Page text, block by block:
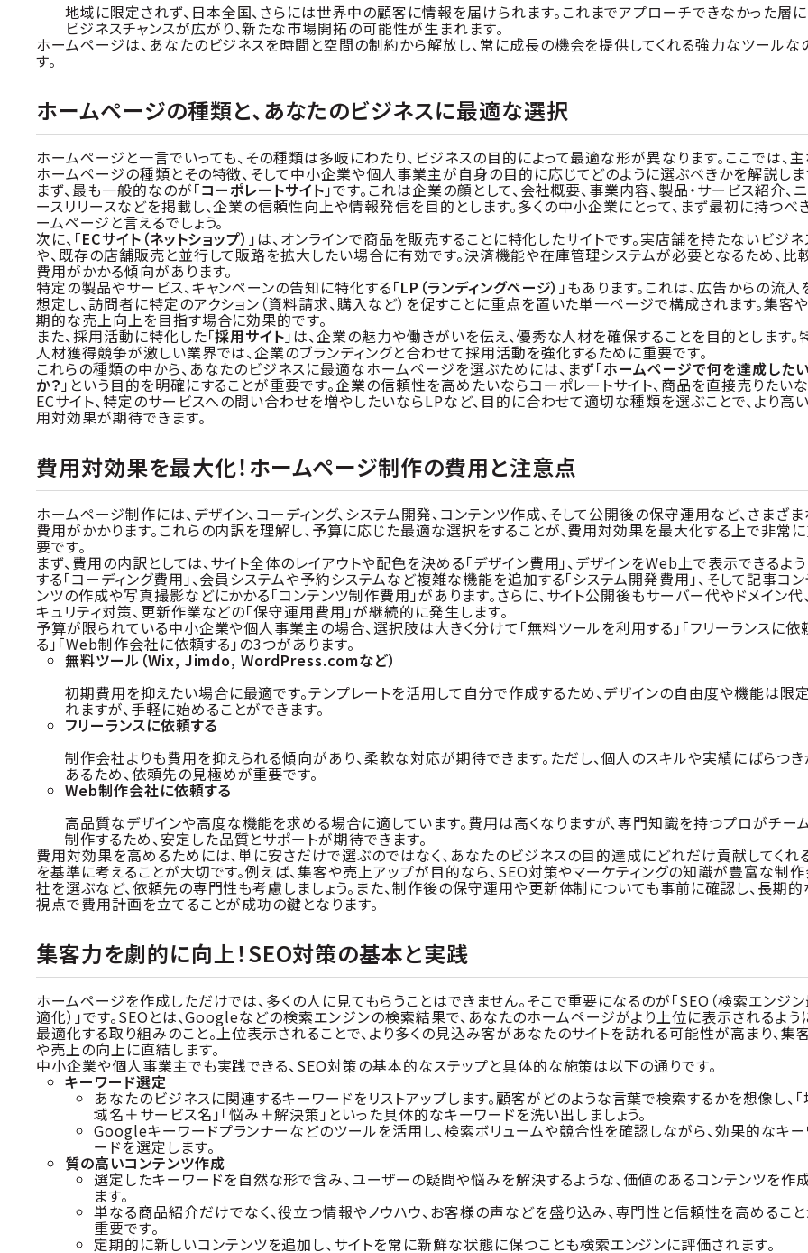
地域に限定されず、日本全国、さらには世界中の顧客に情報を届けられます。これまでアプローチできなかった層
ビジネスチャンスが広がり、新たな市場開拓の可能性が生まれます。
ホームページは、あなたのビジネスを時間と空間の制約から解放し、常に成長の機会を提供してくれる強力なツールな
す。
ホームページの種類と、あなたのビジネスに最適な選択
ホームページと一言でいっても、その種類は多岐にわたり、ビジネスの目的によって最適な形が異なります。ここでは、
ホームページの種類とその特徴、そして中小企業や個人事業主が自身の目的に応じてどのように選ぶべきかを解説しま
まず、最も一般的なのが「コーポレートサイト 」です。これは企業の顔として、会社概要、事業内容、製品・サービス紹介、
ースリリースなどを掲載し、企業の信頼性向上や情報発信を目的とします。多くの中小企業にとって、まず最初に持つべ
ームページと言えるでしょう。
次に、「ECサイト（ネットショップ） 」は、オンラインで商品を販売することに特化したサイトです。実店舗を持たないビジネ
や、既存の店舗販売と並行して販路を拡大したい場合に有効です。決済機能や在庫管理システムが必要となるため、比
費用がかかる傾向があります。
特定の製品やサービス、キャンペーンの告知に特化する「LP（ランディングページ） 」もあります。これは、広告からの流入
想定し、訪問者に特定のアクション（資料請求、購入など）を促すことに重点を置いた単一ページで構成されます。集客
期的な売上向上を目指す場合に効果的です。
また、採用活動に特化した「採用サイト 」は、企業の魅力や働きがいを伝え、優秀な人材を確保することを目的とします。
人材獲得競争が激しい業界では、企業のブランディングと合わせて採用活動を強化するために重要です。
これらの種類の中から、あなたのビジネスに最適なホームページを選ぶためには、まず「ホームページで何を達成した
か？ 」という目的を明確にすることが重要です。企業の信頼性を高めたいならコーポレートサイト、商品を直接売りたい
ECサイト、特定のサービスへの問い合わせを増やしたいならLPなど、目的に合わせて適切な種類を選ぶことで、より高
用対効果が期待できます。
費用対効果を最大化！ホームページ制作の費用と注意点
ホームページ制作には、デザイン、コーディング、システム開発、コンテンツ作成、そして公開後の保守運用など、さまざま
費用がかかります。これらの内訳を理解し、予算に応じた最適な選択をすることが、費用対効果を最大化する上で非常
要です。
まず、費用の内訳としては、サイト全体のレイアウトや配色を決める「デザイン費用」、デザインをWeb上で表示できるよ
する「コーディング費用」、会員システムや予約システムなど複雑な機能を追加する「システム開発費用」、そして記事コン
ンツの作成や写真撮影などにかかる「コンテンツ制作費用」があります。さらに、サイト公開後もサーバー代やドメイン代
キュリティ対策、更新作業などの「保守運用費用」が継続的に発生します。
予算が限られている中小企業や個人事業主の場合、選択肢は大きく分けて「無料ツールを利用する」「フリーランスに依
る」「Web制作会社に依頼する」の3つがあります。
無料ツール（Wix, Jimdo, WordPress.comなど）
初期費用を抑えたい場合に最適です。テンプレートを活用して自分で作成するため、デザインの自由度や機能は限
れますが、手軽に始めることができます。
フリーランスに依頼する
制作会社よりも費用を抑えられる傾向があり、柔軟な対応が期待できます。ただし、個人のスキルや実績にばらつき
あるため、依頼先の見極めが重要です。
Web制作会社に依頼する
高品質なデザインや高度な機能を求める場合に適しています。費用は高くなりますが、専門知識を持つプロがチー
制作するため、安定した品質とサポートが期待できます。
費用対効果を高めるためには、単に安さだけで選ぶのではなく、あなたのビジネスの目的達成にどれだけ貢献してくれ
を基準に考えることが大切です。例えば、集客や売上アップが目的なら、SEO対策やマーケティングの知識が豊富な制
社を選ぶなど、依頼先の専門性も考慮しましょう。また、制作後の保守運用や更新体制についても事前に確認し、長期的
視点で費用計画を立てることが成功の鍵となります。
集客力を劇的に向上！SEO対策の基本と実践
ホームページを作成しただけでは、多くの人に見てもらうことはできません。そこで重要になるのが「SEO（検索エンジ
適化）」です。SEOとは、Googleなどの検索エンジンの検索結果で、あなたのホームページがより上位に表示されるよう
最適化する取り組みのこと。上位表示されることで、より多くの見込み客があなたのサイトを訪れる可能性が高まり、集
や売上の向上に直結します。
中小企業や個人事業主でも実践できる、SEO対策の基本的なステップと具体的な施策は以下の通りです。
キーワード選定
あなたのビジネスに関連するキーワードをリストアップします。顧客がどのような言葉で検索するかを想像し、「
域名＋サービス名」「悩み＋解決策」といった具体的なキーワードを洗い出しましょう。
Googleキーワードプランナーなどのツールを活用し、検索ボリュームや競合性を確認しながら、効果的なキー
ードを選定します。
質の高いコンテンツ作成
選定したキーワードを自然な形で含み、ユーザーの疑問や悩みを解決するような、価値のあるコンテンツを作
ます。
単なる商品紹介だけでなく、役立つ情報やノウハウ、お客様の声などを盛り込み、専門性と信頼性を高めるこ
重要です。
定期的に新しいコンテンツを追加し、サイトを常に新鮮な状態に保つことも検索エンジンに評価されます。